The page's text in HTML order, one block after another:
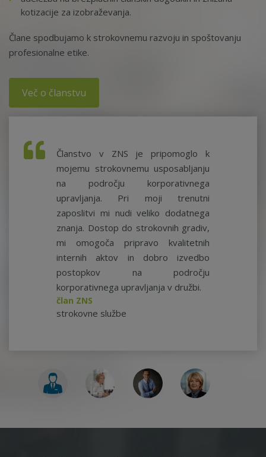
kotizacije za izobraževanja.
Člane spodbujamo k strokovnemu razvoju in spoštovanju
profesionalne etike.
Več o članstvu
Članstvo v ZNS je pripomoglo k
mojemu strokovnemu usposabljanju
na področju korporativnega
upravljanja. Pri moji trenutni
zaposlitvi mi nudi veliko dodatnega
znanja. Dostop do strokovnih gradiv,
mi omogoča pripravo kvalitetnih
internih aktov in dobro izvedbo
postopkov na področju
korporativnega upravljanja v družbi.
član ZNS
strokovne službe